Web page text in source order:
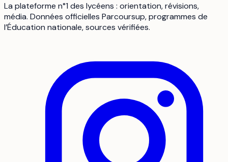
La plateforme n°1 des lycéens : orientation, révisions,
média. Données officielles Parcoursup, programmes de
l’Éducation nationale, sources vérifiées.